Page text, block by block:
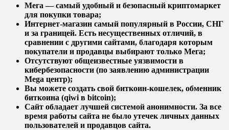
Мега — самый удобный и безопасный криптомаркет
для покупки товара;
Интернет-магазин самый популярный в России, СНГ
и за границей. Есть несущественных отличий, в
сравнении с другими сайтами, благодаря которым
покупатели и продавцы выбирают только Мега;
Отсутствуют общеизвестные уязвимости в
кибербезопасности (по заявлению администрации
Mega центр);
Вы можете создать свой биткоин-кошелек, обменник
биткоина (qiwi в bitcoin);
Сайт обладает лучшей системой анонимности. За все
время работы сайта не было утечек личных данных
пользователей и продавцов сайта.